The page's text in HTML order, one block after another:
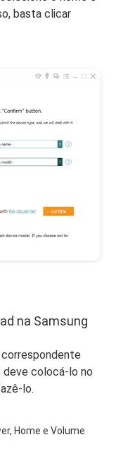
basta clicar
na Samsung
deve colocá-lo no
lo.
Home e Volume